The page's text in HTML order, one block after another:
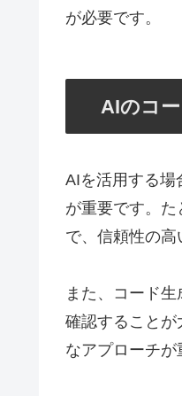
が必要です。
AIのコ
AIを活用する場
が重要です。
で、信頼性の高
また、コード
確認することが
なアプローチが